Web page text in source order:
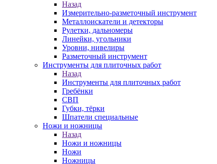
Назад
Измерительно-разметочный инструмент
Металлоискатели и детекторы
Рулетки, дальномеры
Линейки, угольники
Уровни, нивелиры
Разметочный инструмент
Инструменты для плиточных работ
Назад
Инструменты для плиточных работ
Гребёнки
СВП
Губки, тёрки
Шпатели специальные
Ножи и ножницы
Назад
Ножи и ножницы
Ножи
Ножницы